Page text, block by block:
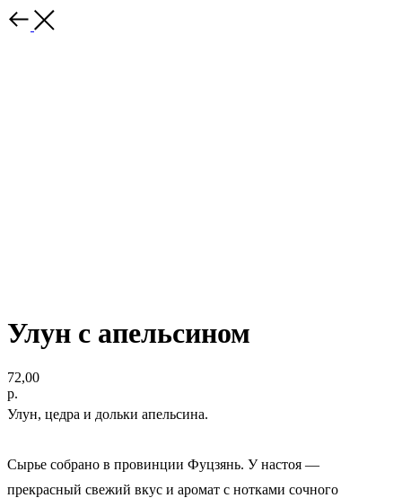
Улун с апельсином
72,00
р.
Улун, цедра и дольки апельсина.
Сырье собрано в провинции Фуцзянь. У настоя —
прекрасный свежий вкус и аромат с нотками сочного